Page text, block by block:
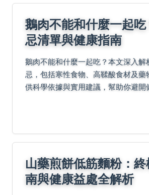
鵝肉不能和什麼一起
忌清單與健康指南
鵝肉不能和什麼一起吃？本文深入解
忌，包括寒性食物、高鞣酸食材及藥
供科學依據與實用建議，幫助你避開
山藥煎餅低筋麵粉：
南與健康益處全解析